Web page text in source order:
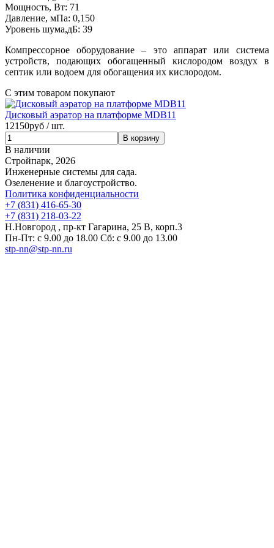
Мощность, Вт: 71
Давление, мПа: 0,150
Уровень шума,дБ: 39
Компрессорное оборудование – это аппарат или система
устройств, подающих обогащенный кислородом воздух в
септик или водоем для обогащения их кислородом.
С этим товаром покупают
Дисковый аэратор на платформе MDB11
12150руб / шт.
В наличии
Стройпарк, 2026
Инженерные системы для сада.
Озеленение и благоустройство.
Политика конфиденциальности
+7 (831) 416-65-30
+7 (831) 218-03-22
Н.Новгород , пр-кт Гагарина, 25 В, корп.3
Пн-Пт: с 9.00 до 18.00 Сб: с 9.00 до 13.00
stp-nn@stp-nn.ru